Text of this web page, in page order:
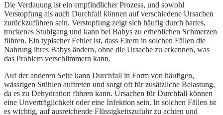
Die Verdauung ist ein empfindlicher Prozess, und sowohl
Verstopfung als auch Durchfall können auf verschiedene Ursachen
zurückzuführen sein. Verstopfung zeigt sich häufig durch hartes,
trockenes Stuhlgang und kann bei Babys zu erheblichen Schmerzen
führen. Ein typischer Fehler ist, dass Eltern in solchen Fällen die
Nahrung ihres Babys ändern, ohne die Ursache zu erkennen, was
das Problem verschlimmern kann.
Auf der anderen Seite kann Durchfall in Form von häufigen,
wässrigen Stühlen auftreten und sorgt oft für zusätzliche Belastung,
da es zu Dehydration führen kann. Ursachen für Durchfall können
eine Unverträglichkeit oder eine Infektion sein. In solchen Fällen ist
es wichtig, auf ausreichende Flüssigkeitszufuhr zu achten und